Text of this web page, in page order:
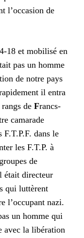
l’occasion de
18 et mobilisé en
pas un homme
de notre pays
il entra
de Francs-
camarade
F.T.P.F. dans le
les F.T.P. à
de
était directeur
qui luttèrent
l’occupant nazi.
un homme qui
avec la libération